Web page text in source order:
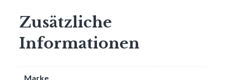
Zusätzliche
Informationen
Marke